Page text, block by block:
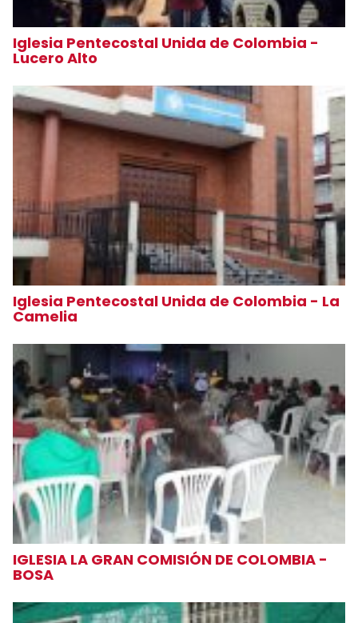
Iglesia Pentecostal Unida de Colombia -
Lucero Alto
Iglesia Pentecostal Unida de Colombia - La
Camelia
IGLESIA LA GRAN COMISIÓN DE COLOMBIA -
BOSA